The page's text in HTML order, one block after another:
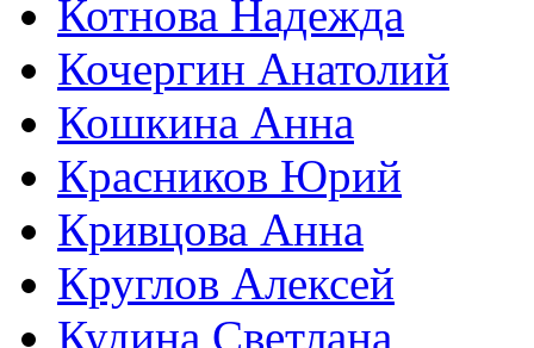
Котнова Надежда
Кочергин Анатолий
Кошкина Анна
Красников Юрий
Кривцова Анна
Круглов Алексей
Кудина Светлана